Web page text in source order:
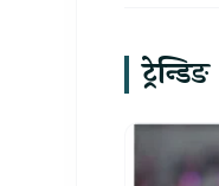
ट्रेन्डिङ